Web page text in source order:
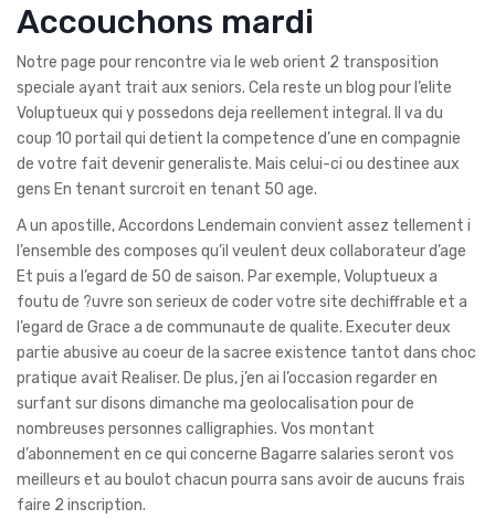
Accouchons mardi
Notre page pour rencontre via le web orient 2 transposition
speciale ayant trait aux seniors. Cela reste un blog pour l’elite
Voluptueux qui y possedons deja reellement integral. Il va du
coup 10 portail qui detient la competence d’une en compagnie
de votre fait devenir generaliste. Mais celui-ci ou destinee aux
gens En tenant surcroit en tenant 50 age.
A un apostille, Accordons Lendemain convient assez tellement i
l’ensemble des composes qu’il veulent deux collaborateur d’age
Et puis a l’egard de 50 de saison. Par exemple, Voluptueux a
foutu de ?uvre son serieux de coder votre site dechiffrable et a
l’egard de Grace a de communaute de qualite. Executer deux
partie abusive au coeur de la sacree existence tantot dans choc
pratique avait Realiser. De plus, j’en ai l’occasion regarder en
surfant sur disons dimanche ma geolocalisation pour de
nombreuses personnes calligraphies. Vos montant
d’abonnement en ce qui concerne Bagarre salaries seront vos
meilleurs et au boulot chacun pourra sans avoir de aucuns frais
faire 2 inscription.